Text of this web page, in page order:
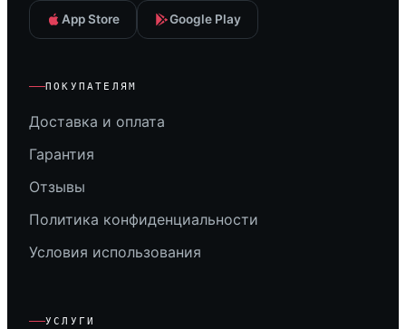
App Store Google Play
ПОКУПАТЕЛЯМ
Доставка и оплата
Гарантия
Отзывы
Политика конфиденциальности
Условия использования
УСЛУГИ